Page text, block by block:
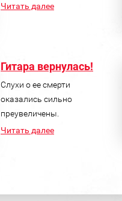
Читать далее
Гитара вернулась!
Слухи о ее смерти
оказались сильно
преувеличены.
Читать далее